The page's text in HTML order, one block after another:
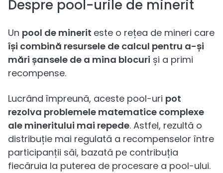
Despre pool-urile de minerit
Un pool de minerit este o rețea de mineri care
își combină resursele de calcul pentru a-și
mări șansele de a mina blocuri și a primi
recompense.
Lucrând împreună, aceste pool-uri pot
rezolva problemele matematice complexe
ale mineritului mai repede. Astfel, rezultă o
distribuție mai regulată a recompenselor între
participanții săi, bazată pe contribuția
fiecăruia la puterea de procesare a pool-ului.